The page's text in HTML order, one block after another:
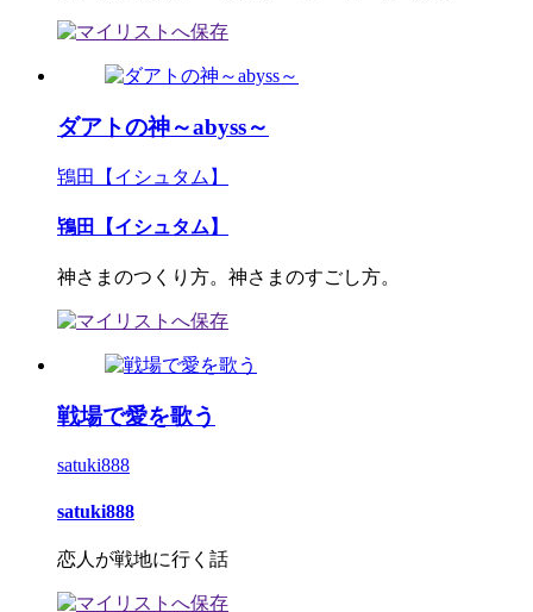
ダアトの神～abyss～
鴇田【イシュタム】
鴇田【イシュタム】
神さまのつくり方。神さまのすごし方。
戦場で愛を歌う
satuki888
satuki888
恋人が戦地に行く話